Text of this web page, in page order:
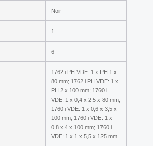
Noir
1
6
1762 i PH VDE: 1 x PH 1 x
80 mm; 1762 i PH VDE: 1 x
PH 2 x 100 mm; 1760 i
VDE: 1 x 0,4 x 2,5 x 80 mm;
1760 i VDE: 1 x 0,6 x 3,5 x
100 mm; 1760 i VDE: 1 x
0,8 x 4 x 100 mm; 1760 i
VDE: 1 x 1 x 5,5 x 125 mm